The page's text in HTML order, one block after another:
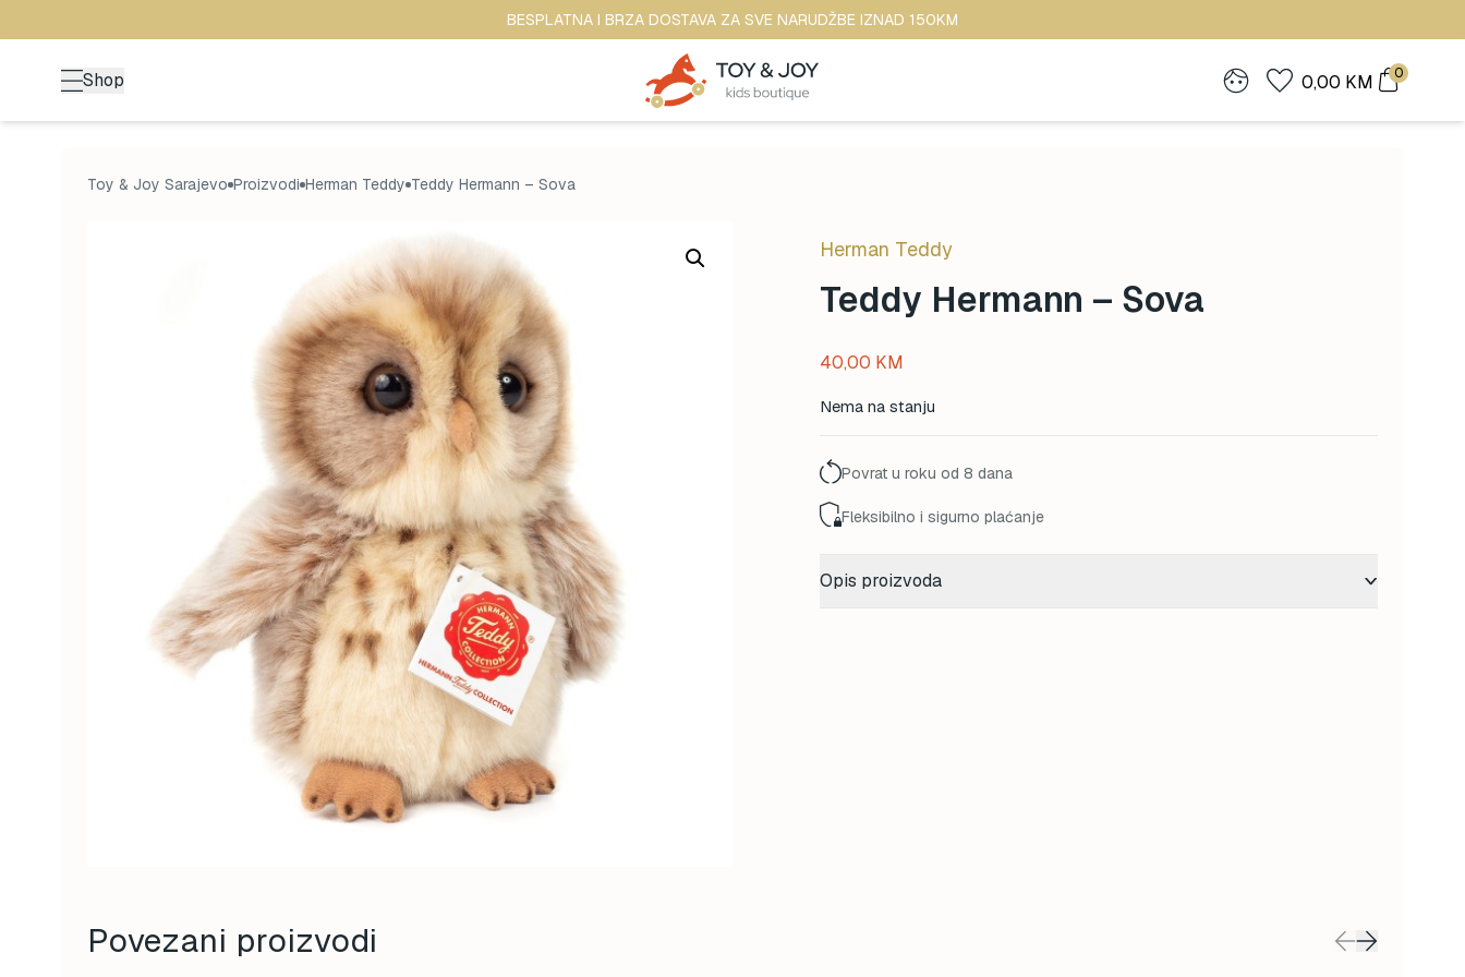
BESPLATNA I BRZA DOSTAVA ZA SVE NARUDŽBE IZNAD 150KM
Shop 0,00 KM 0
Toy & Joy Sarajevo Proizvodi Herman Teddy Teddy Hermann – Sova
Herman Teddy
Teddy Hermann – Sova
40,00 KM
Nema na stanju
Povrat u roku od 8 dana
Fleksibilno i sigurno plaćanje
Opis proizvoda
Povezani proizvodi